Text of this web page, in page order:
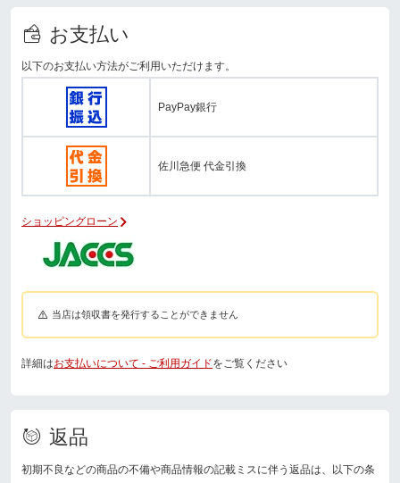
お支払い
以下のお支払い方法がご利用いただけます。
PayPay銀行
佐川急便 代金引換
ショッピングローン
当店は領収書を発行することができません
詳細はお支払いについて - ご利用ガイドをご覧ください
返品
初期不良などの商品の不備や商品情報の記載ミスに伴う返品は、以下の条